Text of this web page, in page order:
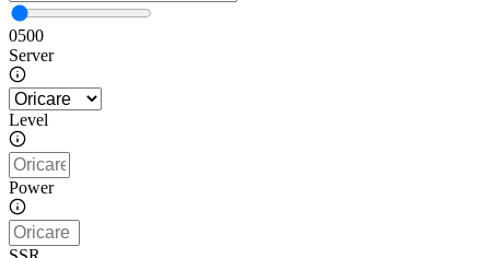
0500
Server
Level
Power